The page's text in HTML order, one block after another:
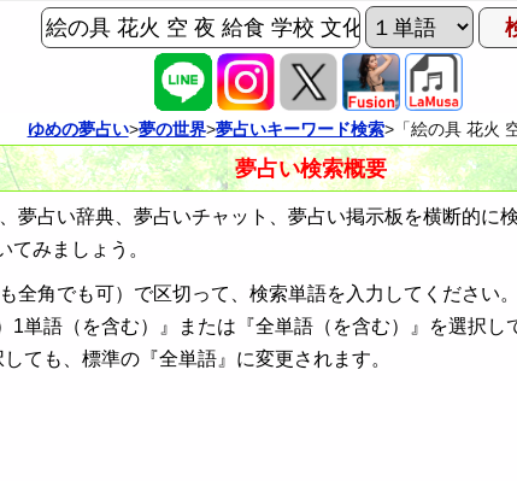
ゆめの夢占い>夢の世界>夢占いキーワード検索>「絵の具 花火
夢占い検索概要
占い辞典、夢占いチャット、夢占い掲示板を横断的に
てみましょう。
全角でも可）で区切って、検索単語を入力してください
1単語（を含む）』または『全単語（を含む）』を選択し
ても、標準の『全単語』に変更されます。